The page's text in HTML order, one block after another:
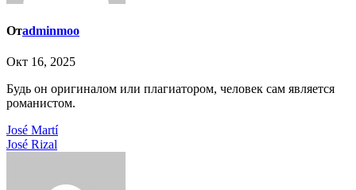
Отadminmoo
Окт 16, 2025
Будь он оригиналом или плагиатором, человек сам является
романистом.
Навигация
по
José Martí
José Rizal